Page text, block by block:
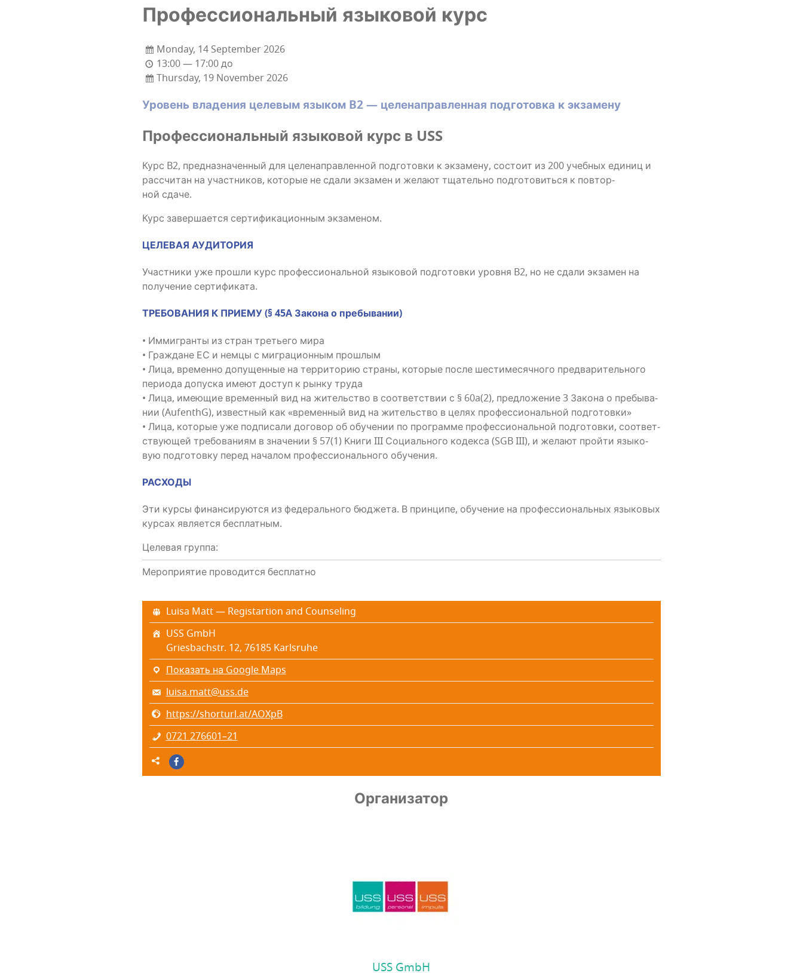
Про­фес­си­о­наль­ный язы­ко­вой курс
Monday, 14 September 2026
13:00 — 17:00 до
Thursday, 19 November 2026
Уро­вень вла­де­ния целе­вым язы­ком B2 — целе­на­прав­лен­ная под­го­тов­ка к экзамену
Про­фес­си­о­наль­ный язы­ко­вой курс в USS
Курс B2, пред­на­зна­чен­ный для целе­на­прав­лен­ной под­го­тов­ки к экза­ме­ну, состо­ит из 200 учеб­ных еди­ниц и
рас­счи­тан на участ­ни­ков, кото­рые не сда­ли экза­мен и жела­ют тща­тель­но под­го­то­вить­ся к повтор­
ной сдаче.
Курс завер­ша­ет­ся сер­ти­фи­ка­ци­он­ным экзаменом.
ЦЕЛЕВАЯ АУДИТОРИЯ
Участ­ни­ки уже про­шли курс про­фес­си­о­наль­ной язы­ко­вой под­го­тов­ки уров­ня B2, но не сда­ли экза­мен на
полу­че­ние сертификата.
ТРЕБОВАНИЯ К ПРИЕМУ (§ 45A Зако­на о пребывании)
• Имми­гран­ты из стран тре­тье­го мира
• Граж­дане ЕС и нем­цы с мигра­ци­он­ным про­шлым
• Лица, вре­мен­но допу­щен­ные на тер­ри­то­рию стра­ны, кото­рые после шести­ме­сяч­но­го пред­ва­ри­тель­но­го
пери­о­да допус­ка име­ют доступ к рын­ку тру­да
• Лица, име­ю­щие вре­мен­ный вид на житель­ство в соот­вет­ствии с § 60a(2), пред­ло­же­ние 3 Зако­на о пре­бы­ва­
нии (AufenthG), извест­ный как «вре­мен­ный вид на житель­ство в целях про­фес­си­о­наль­ной под­го­тов­ки»
• Лица, кото­рые уже под­пи­са­ли дого­вор об обу­че­нии по про­грам­ме про­фес­си­о­наль­ной под­го­тов­ки, соот­вет­
ству­ю­щей тре­бо­ва­ни­ям в зна­че­нии § 57(1) Кни­ги III Соци­аль­но­го кодек­са (SGB III), и жела­ют прой­ти язы­ко­
вую под­го­тов­ку перед нача­лом про­фес­си­о­наль­но­го обучения.
РАСХОДЫ
Эти кур­сы финан­си­ру­ют­ся из феде­раль­но­го бюд­же­та. В прин­ци­пе, обу­че­ние на про­фес­си­о­наль­ных язы­ко­вых
кур­сах явля­ет­ся бесплатным.
Целевая группа:
Мероприятие проводится бесплатно
Luisa Matt — Registartion and Counseling
USS GmbH
Griesbachstr. 12, 76185 Karlsruhe
Показать на Google Maps
luisa.matt@uss.de
https://shorturl.at/AOXpB
0721 276601–21
Организатор
USS GmbH